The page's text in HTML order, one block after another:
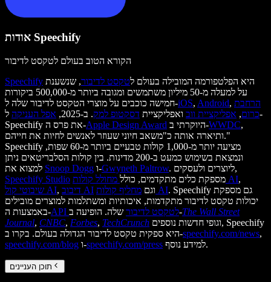
אודות Speechify
הקורא הטוב בעולם לטקסט לדיבור
Speechify
היא הפלטפורמה המובילה בעולם לטקסט לדיבור, שנשענת
על למעלה מ-50 מיליון משתמשים ומגובה ביותר מ-500,000 ביקורות
חמישה כוכבים על מוצרי הטקסט לדיבור שלה ל-iOS, Android, הרחבת
כרום, אפליקציית ווב ואפליקציית דסקטופ למק. ב-2025, אפל העניקה ל-
Speechify את פרס ה-Apple Design Award היוקרתי ב-WWDC,
ותיארה אותה כ"משאב חיוני שעוזר לאנשים לחיות את חייהם."
Speechify מציעה יותר מ-1,000 קולות טבעיים ביותר מ-60 שפות,
ונמצאת בשימוש כמעט ב-200 מדינות. בין קולות הסלבריטאים ניתן
Snoop Dogg ו-Gwyneth Paltrow
. ליוצרים ולעסקים,
Speechify Studio
מספקת כלים מתקדמים, כולל מחולל קולות AI,
שיבוטי קול AI, דיבוב AI וגם מחליף קולות AI. Speechify גם מספקת
יכולות טקסט לדיבור מתקדמות, איכותיות ומשתלמות למוצרים מובילים
באמצעות ה-
API לטקסט לדיבורשלה. הופיעה ב-The Wall Street
Journal, CNBC, Forbes, TechCrunch
היא ספקית טקסט לדיבור הגדולה בעולם. בקרו ב-speechify.com/news,
speechify.com/blog ו-speechify.com/press למידע נוסף.
תוכן העניינים